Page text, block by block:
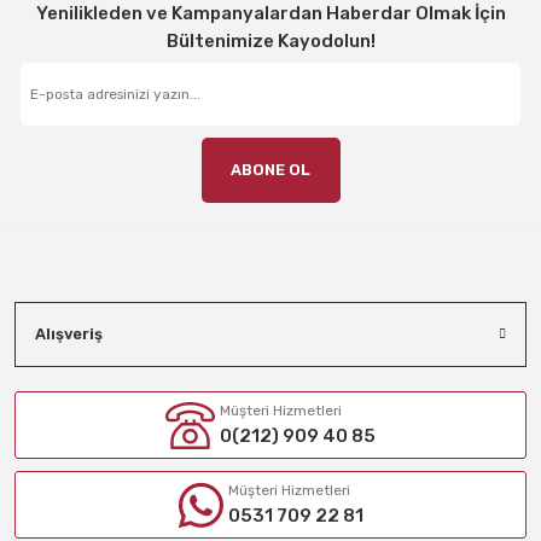
Yenilikleden ve Kampanyalardan Haberdar Olmak İçin
Bültenimize Kayodolun!
ABONE OL
Alışveriş
Müşteri Hizmetleri
0(212) 909 40 85
Müşteri Hizmetleri
0531 709 22 81